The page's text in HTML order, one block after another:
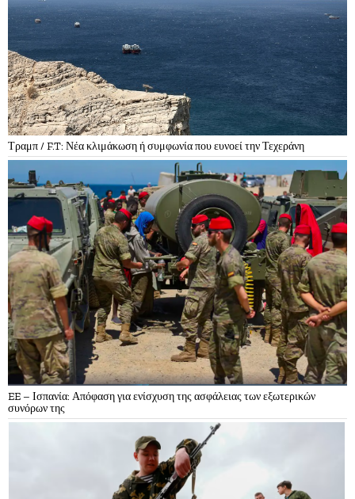
Τραμπ / F.T: Νέα κλιμάκωση ή συμφωνία που ευνοεί την Τεχεράνη
EE – Ισπανία: Απόφαση για ενίσχυση της ασφάλειας των εξωτερικών
συνόρων της